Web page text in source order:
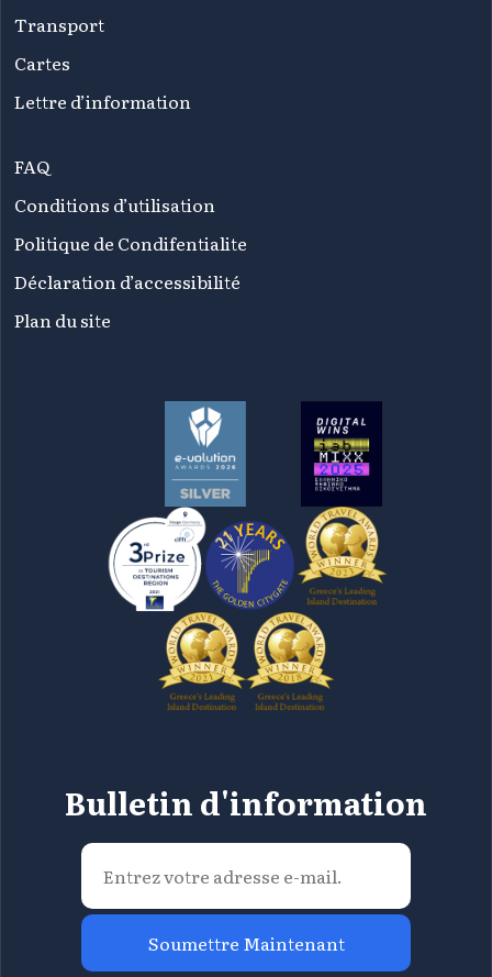
Transport
Cartes
Lettre d’information
FAQ
Conditions d’utilisation
Politique de Condifentialite
Déclaration d’accessibilité
Plan du site
Bulletin d'information
Soumettre Maintenant